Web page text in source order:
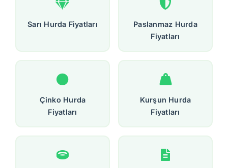
Sarı Hurda Fiyatları
Paslanmaz Hurda
Fiyatları
Çinko Hurda
Fiyatları
Kurşun Hurda
Fiyatları